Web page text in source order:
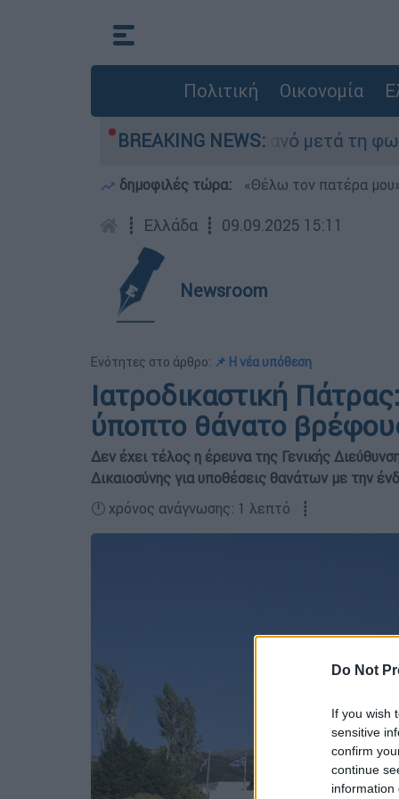
Do Not
If you wish
sensitive
confirm
continue
information
Πολιτική Οικονομία
BREAKING NEWS:
στο Πόρτο Γερμανό μετά τη φωτιά -
δημοφιλές τώρα: «Θέλω τον πατέρα
┋ Ελλάδα ┋ 09.09.2025 15:11
Newsroom
Ενότητες στο άρθρο: 📌 Η νέα υπόθεση
Ιατροδικαστική
ύποπτο θάνατο
Δεν έχει τέλος η έρευνα της Γενικής
Δικαιοσύνης για υποθέσεις θανάτων με την
🕛 χρόνος ανάγνωσης: 1 λεπτό ┋